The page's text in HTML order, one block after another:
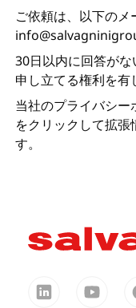
ご依頼は、以下のメ
30日以内に回答が
申し立てる権利を有
当社のプライバシー
をクリックして拡張
す。